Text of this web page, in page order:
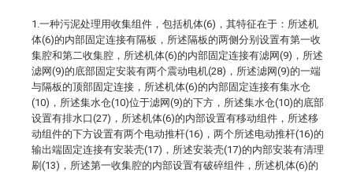
1.一种污泥处理用收集组件，包括机体(6)，其特征在于：所述机
体(6)的内部固定连接有隔板，所述隔板的两侧分别设置有第一收
集腔和第二收集腔，所述机体(6)的内部固定连接有滤网(9)，所述
滤网(9)的底部固定安装有两个震动电机(28)，所述滤网(9)的一端
与隔板的顶部固定连接，所述机体(6)的内部固定连接有集水仓
(10)，所述集水仓(10)位于滤网(9)的下方，所述集水仓(10)的底部
设置有排水口(27)，所述机体(6)的内部设置有移动组件，所述移
动组件的下方设置有两个电动推杆(16)，两个所述电动推杆(16)的
输出端固定连接有安装壳(17)，所述安装壳(17)的内部安装有清理
刷(13)，所述第一收集腔的内部设置有破碎组件，所述机体(6)的